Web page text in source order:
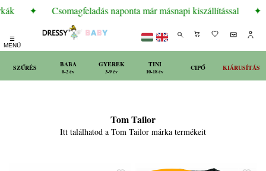
✦ Csomagfeladás naponta már másnapi kiszállítással ✦
☰
MENÜ
SZŰRÉS BABA
0-2 év
GYEREK
3-9 év
TINI
10-18 év CIPŐ KIÁRUSÍTÁS
Tom Tailor
Itt találhatod a Tom Tailor márka termékeit